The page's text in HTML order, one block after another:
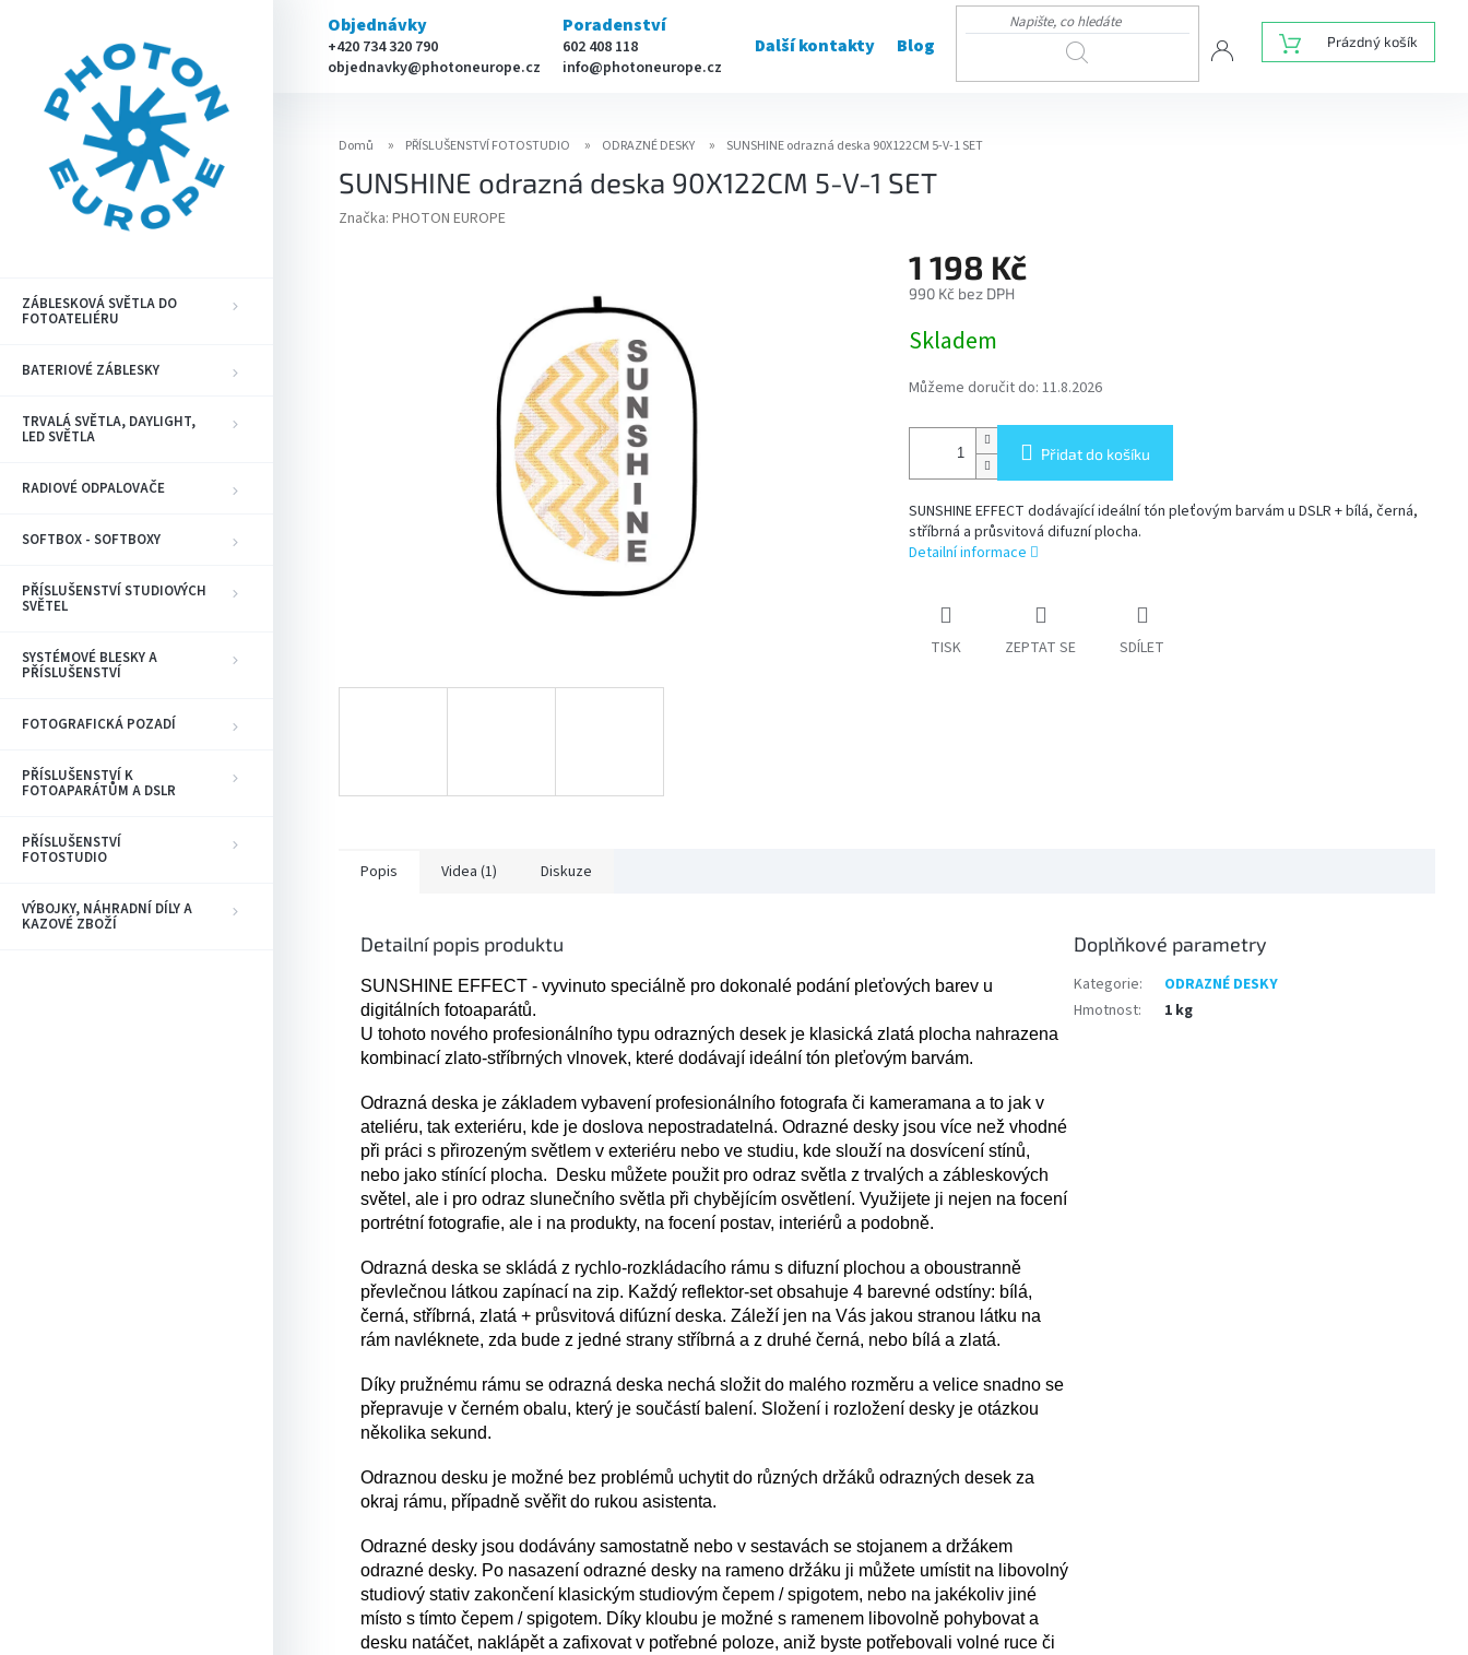
Objednávky
+420 734 320 790
objednavky@photoneurope.cz
Poradenství
602 408 118
info@photoneurope.cz
Další kontakty Blog HLEDAT
NÁKUPNÍ
KOŠÍK
Prázdný košík
ZÁBLESKOVÁ SVĚTLA DO
FOTOATELIÉRU
BATERIOVÉ ZÁBLESKY
TRVALÁ SVĚTLA, DAYLIGHT,
LED SVĚTLA
RADIOVÉ ODPALOVAČE
SOFTBOX - SOFTBOXY
PŘÍSLUŠENSTVÍ STUDIOVÝCH
SVĚTEL
SYSTÉMOVÉ BLESKY A
PŘÍSLUŠENSTVÍ
FOTOGRAFICKÁ POZADÍ
PŘÍSLUŠENSTVÍ K
FOTOAPARÁTŮM A DSLR
PŘÍSLUŠENSTVÍ
FOTOSTUDIO
VÝBOJKY, NÁHRADNÍ DÍLY A
KAZOVÉ ZBOŽÍ
Domů PŘÍSLUŠENSTVÍ FOTOSTUDIO ODRAZNÉ DESKY SUNSHINE odrazná deska 90X122CM 5-V-1 SET
SUNSHINE odrazná deska 90X122CM 5-V-1 SET
Značka: PHOTON EUROPE
1 198 Kč
990 Kč bez DPH
cena:
Skladem
Můžeme doručit do: 11.8.2026
Přidat do košíku
SUNSHINE EFFECT dodávající ideální tón pleťovým barvám u DSLR + bílá, černá,
stříbrná a průsvitová difuzní plocha.
Detailní informace
TISK ZEPTAT SE SDÍLET
Popis Videa (1) Diskuze
Detailní popis produktu
SUNSHINE EFFECT - vyvinuto speciálně pro dokonalé podání pleťových barev u
digitálních fotoaparátů.
U tohoto nového profesionálního typu odrazných desek je klasická zlatá plocha nahrazena
kombinací zlato-stříbrných vlnovek, které dodávají ideální tón pleťovým barvám.
Odrazná deska je základem vybavení profesionálního fotografa či kameramana a to jak v
ateliéru, tak exteriéru, kde je doslova nepostradatelná. Odrazné desky jsou více než vhodné
při práci s přirozeným světlem v exteriéru nebo ve studiu, kde slouží na dosvícení stínů,
nebo jako stínící plocha. Desku můžete použit pro odraz světla z trvalých a zábleskových
světel, ale i pro odraz slunečního světla při chybějícím osvětlení. Využijete ji nejen na focení
portrétní fotografie, ale i na produkty, na focení postav, interiérů a podobně.
Odrazná deska se skládá z rychlo-rozkládacího rámu s difuzní plochou a oboustranně
převlečnou látkou zapínací na zip. Každý reflektor-set obsahuje 4 barevné odstíny: bílá,
černá, stříbrná, zlatá + průsvitová difúzní deska. Záleží jen na Vás jakou stranou látku na
rám navléknete, zda bude z jedné strany stříbrná a z druhé černá, nebo bílá a zlatá.
Díky pružnému rámu se odrazná deska nechá složit do malého rozměru a velice snadno se
přepravuje v černém obalu, který je součástí balení. Složení i rozložení desky je otázkou
několika sekund.
Odraznou desku je možné bez problémů uchytit do různých držáků odrazných desek za
okraj rámu, případně svěřit do rukou asistenta.
Odrazné desky jsou dodávány samostatně nebo v sestavách se stojanem a držákem
odrazné desky. Po nasazení odrazné desky na rameno držáku ji můžete umístit na libovolný
studiový stativ zakončení klasickým studiovým čepem / spigotem, nebo na jakékoliv jiné
místo s tímto čepem / spigotem. Díky kloubu je možné s ramenem libovolně pohybovat a
desku natáčet, naklápěta zafixovat v potřebné poloze, aniž byste potřebovali volné ruce či
Doplňkové parametry
Kategorie:
ODRAZNÉ DESKY
Hmotnost: 1 kg